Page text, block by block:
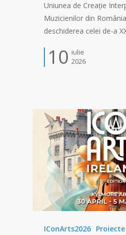
Uniunea de Creație
Muzicienilor din
deschiderea celei de-a
10 iulie
2026
IConArts2026